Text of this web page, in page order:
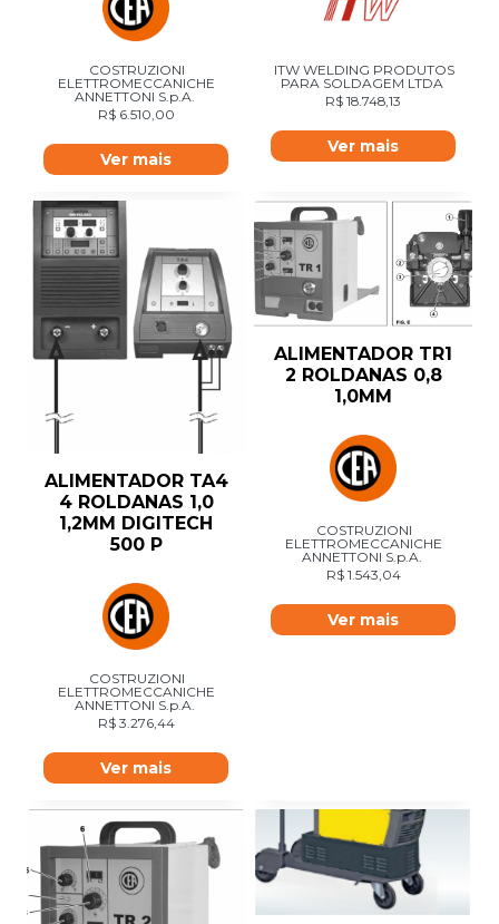
COSTRUZIONI
ELETTROMECCANICHE
ANNETTONI S.p.A.
R$6.510,00
Ver mais
ITW WELDING PRODUTOS
PARA SOLDAGEM LTDA
R$ 18.748,13
Ver mais
ALIMENTADOR TA4
4 ROLDANAS 1,0
1,2MM DIGITECH
500 P
COSTRUZIONI
ELETTROMECCANICHE
ANNETTONI S.p.A.
R$3.276,44
Ver mais
ALIMENTADOR TR1
2 ROLDANAS 0,8
1,0MM
COSTRUZIONI
ELETTROMECCANICHE
ANNETTONI S.p.A.
R$1.543,04
Ver mais